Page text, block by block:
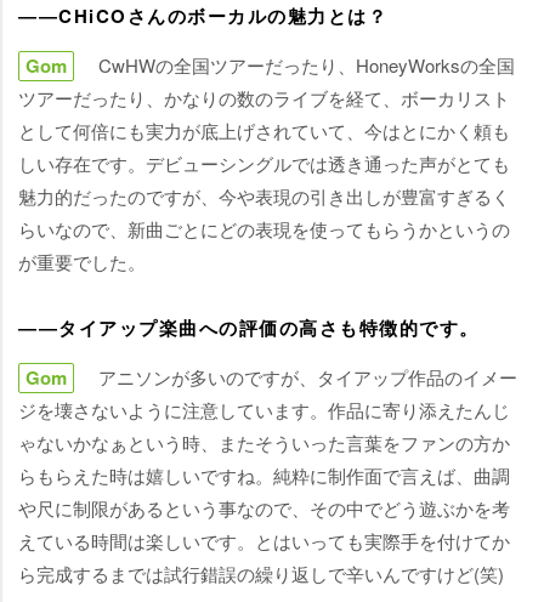
――CHiCOさんのボーカルの魅力とは？
Gom
CwHWの全国ツアーだったり、HoneyWorksの全国
ツアーだったり、かなりの数のライブを経て、ボーカリスト
として何倍にも実力が底上げされていて、今はとにかく頼も
しい存在です。デビューシングルでは透き通った声がとても
魅力的だったのですが、今や表現の引き出しが豊富すぎるく
らいなので、新曲ごとにどの表現を使ってもらうかというの
が重要でした。
――タイアップ楽曲への評価の高さも特徴的です。
Gom
アニソンが多いのですが、タイアップ作品のイメー
ジを壊さないように注意しています。作品に寄り添えたんじ
ゃないかなぁという時、またそういった言葉をファンの方か
らもらえた時は嬉しいですね。純粋に制作面で言えば、曲調
尺に制限があるという事なので、その中でどう遊ぶかを考
えている時間は楽しいです。とはいっても実際手を付けてか
ら完成するまでは試行錯誤の繰り返しで辛いんですけど(笑)